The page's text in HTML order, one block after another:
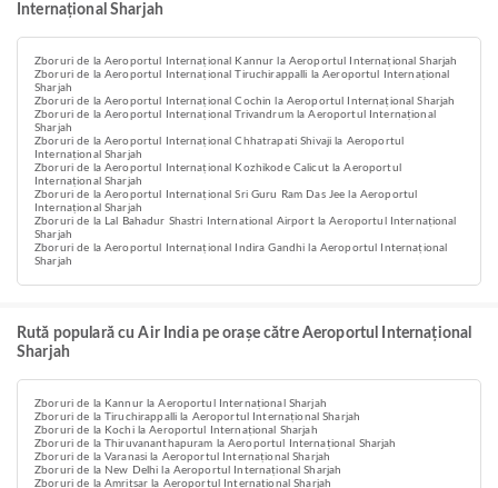
Internațional Sharjah
Zboruri de la Aeroportul Internațional Kannur la Aeroportul Internațional Sharjah
Zboruri de la Aeroportul Internațional Tiruchirappalli la Aeroportul Internațional
Sharjah
Zboruri de la Aeroportul Internațional Cochin la Aeroportul Internațional Sharjah
Zboruri de la Aeroportul Internațional Trivandrum la Aeroportul Internațional
Sharjah
Zboruri de la Aeroportul Internațional Chhatrapati Shivaji la Aeroportul
Internațional Sharjah
Zboruri de la Aeroportul Internațional Kozhikode Calicut la Aeroportul
Internațional Sharjah
Zboruri de la Aeroportul Internațional Sri Guru Ram Das Jee la Aeroportul
Internațional Sharjah
Zboruri de la Lal Bahadur Shastri International Airport la Aeroportul Internațional
Sharjah
Zboruri de la Aeroportul Internațional Indira Gandhi la Aeroportul Internațional
Sharjah
Rută populară cu Air India pe orașe către Aeroportul Internațional
Sharjah
Zboruri de la Kannur la Aeroportul Internațional Sharjah
Zboruri de la Tiruchirappalli la Aeroportul Internațional Sharjah
Zboruri de la Kochi la Aeroportul Internațional Sharjah
Zboruri de la Thiruvananthapuram la Aeroportul Internațional Sharjah
Zboruri de la Varanasi la Aeroportul Internațional Sharjah
Zboruri de la New Delhi la Aeroportul Internațional Sharjah
Zboruri de la Amritsar la Aeroportul Internațional Sharjah